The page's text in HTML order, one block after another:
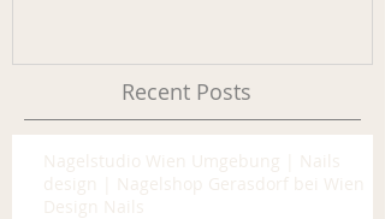
Recent Posts
Nagelstudio Wien Umgebung | Nails
design | Nagelshop Gerasdorf bei Wien |
Design Nails